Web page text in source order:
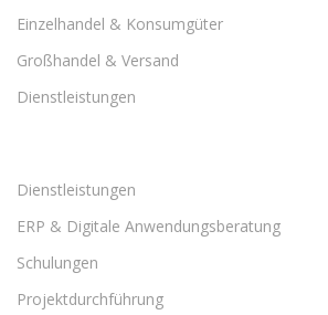
Einzelhandel & Konsumgüter
Großhandel & Versand
Dienstleistungen
Dienstleistungen
ERP & Digitale Anwendungsberatung
Schulungen
Projektdurchführung